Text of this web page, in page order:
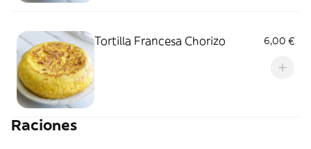
Tortilla Francesa Chorizo 6,00 €
Raciones